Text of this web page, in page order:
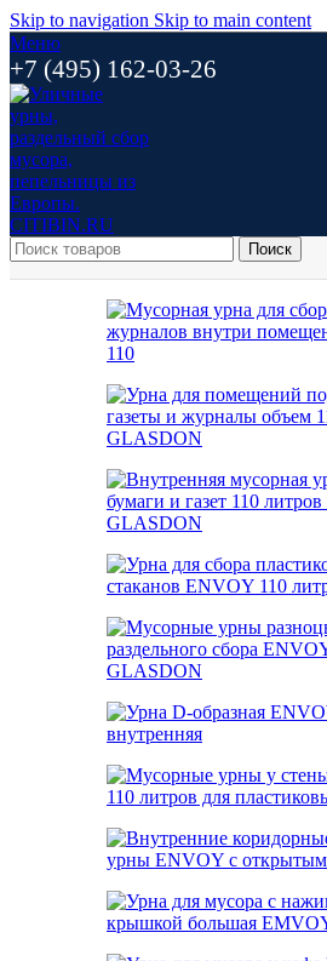
Skip to navigation Skip to main content
Меню
+7 (495) 162-03-26
Поиск